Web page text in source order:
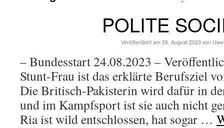
POLITE
Veröffentlicht am 26. August 2023 von
– Bundesstart 24.08.2023 –
Stunt-Frau ist das erklärte Berufsziel
Die Britisch-Pakisterin wird dafür in
und im Kampfsport ist sie auch nicht
Ria ist wild entschlossen, hat sogar …